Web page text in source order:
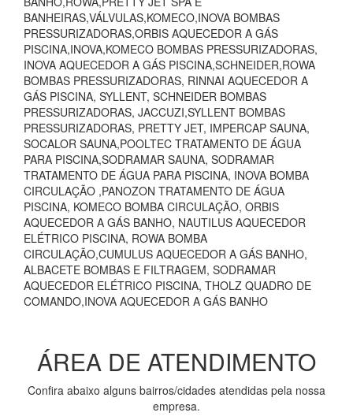
BANHEIRAS,VÁLVULAS,KOMECO,INOVA BOMBAS
PRESSURIZADORAS,ORBIS AQUECEDOR A GÁS
PISCINA,INOVA,KOMECO BOMBAS PRESSURIZADORAS,
INOVA AQUECEDOR A GÁS PISCINA,SCHNEIDER,ROWA
BOMBAS PRESSURIZADORAS, RINNAI AQUECEDOR A
GÁS PISCINA, SYLLENT, SCHNEIDER BOMBAS
PRESSURIZADORAS, JACCUZI,SYLLENT BOMBAS
PRESSURIZADORAS, PRETTY JET, IMPERCAP SAUNA,
SOCALOR SAUNA,POOLTEC TRATAMENTO DE ÁGUA
PARA PISCINA,SODRAMAR SAUNA, SODRAMAR
TRATAMENTO DE ÁGUA PARA PISCINA, INOVA BOMBA
CIRCULAÇÃO ,PANOZON TRATAMENTO DE ÁGUA
PISCINA, KOMECO BOMBA CIRCULAÇÃO, ORBIS
AQUECEDOR A GÁS BANHO, NAUTILUS AQUECEDOR
ELÉTRICO PISCINA, ROWA BOMBA
CIRCULAÇÃO,CUMULUS AQUECEDOR A GÁS BANHO,
ALBACETE BOMBAS E FILTRAGEM, SODRAMAR
AQUECEDOR ELÉTRICO PISCINA, THOLZ QUADRO DE
COMANDO,INOVA AQUECEDOR A GÁS BANHO
ÁREA DE ATENDIMENTO
Confira abaixo alguns bairros/cidades atendidas pela nossa
empresa.